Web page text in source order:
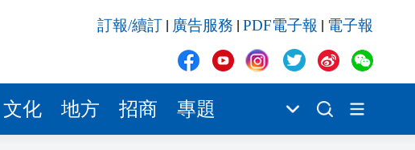
訂報/續訂 廣告服務 PDF電子報 電子報
文化 地方 招商 專題
16:24
16:12